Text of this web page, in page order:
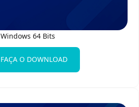
Windows 64 Bits
FAÇA O DOWNLOAD